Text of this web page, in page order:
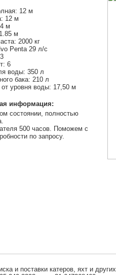
12 м
12 м
м
м
2000 кг
Penta 29 л/с
6
воды: 350 л
бака: 210 л
уровня воды: 17,50 м
информация:
состоянии, полностью
500 часов. Поможем с
по запросу.
и поставки катеров, яхт и